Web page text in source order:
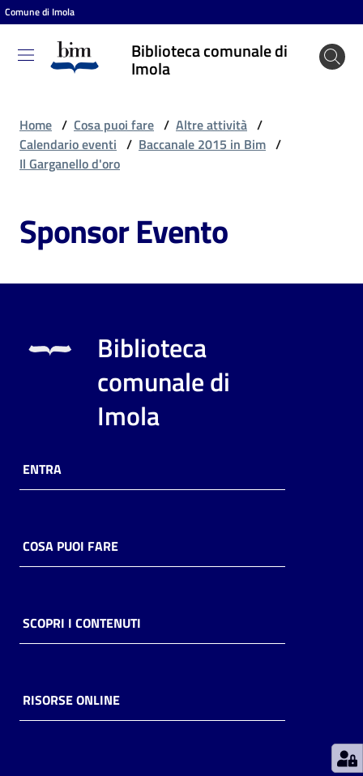
Vai al contenuto
Vai alla navigazione
Vai al footer
Comune di Imola
Biblioteca comunale di
Imola
Biblioteca
comunale
Cosa
fare
Scopri
online
Piani
Decentrate
Home / Cosa puoi fare / Altre attività /
Calendario eventi / Baccanale 2015 in Bim /
Il Garganello d'oro
Sponsor Evento
Biblioteca
comunale di
Imola
ENTRA
COSA PUOI FARE
SCOPRI I CONTENUTI
RISORSE ONLINE